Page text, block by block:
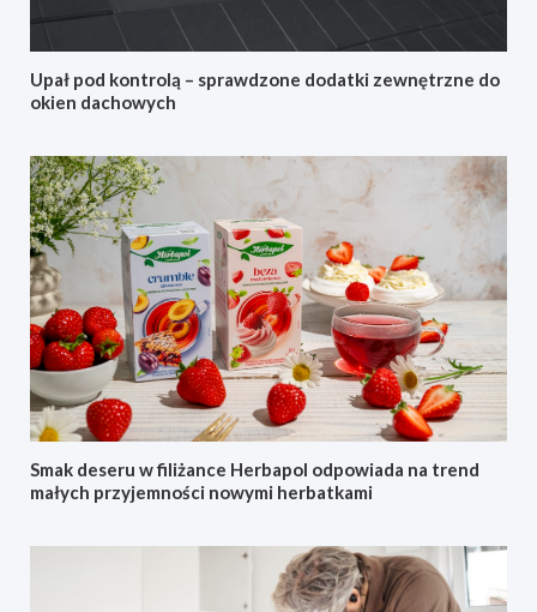
Upał pod kontrolą – sprawdzone dodatki zewnętrzne do
okien dachowych
Smak deseru w filiżance Herbapol odpowiada na trend
małych przyjemności nowymi herbatkami